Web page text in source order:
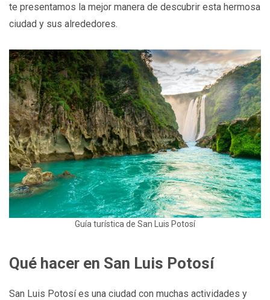
te presentamos la mejor manera de descubrir esta hermosa
ciudad y sus alrededores.
Guía turística de San Luis Potosí
Qué hacer en San Luis Potosí
San Luis Potosí es una ciudad con muchas actividades y